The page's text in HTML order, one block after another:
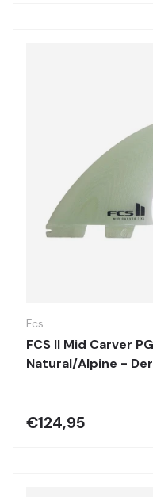
Fcs
FCS II Mid Carver
Natural/Alpine -
€124,95